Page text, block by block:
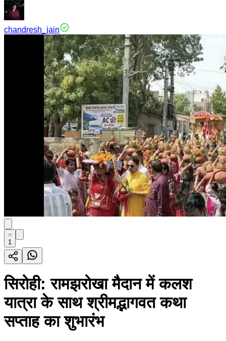
chandresh_jain
1
सिरोही: रामझरोखा मैदान में कलश
यात्रा के साथ श्रीमद्भागवत कथा
सप्ताह का शुभारंभ